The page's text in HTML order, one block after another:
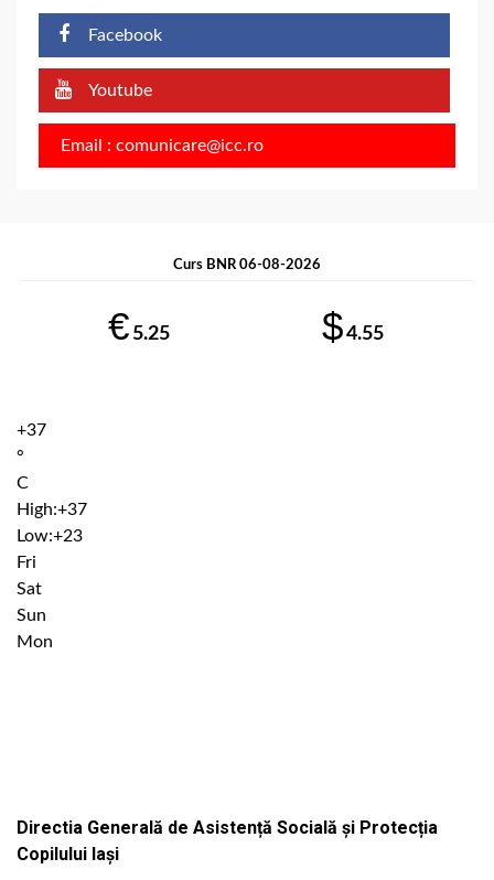
Facebook
Youtube
Email : comunicare@icc.ro
Curs BNR 06-08-2026
€ 5.25 $4.55
+37
°
C
High:+37
Low:+23
Fri
Sat
Sun
Mon
Directia Generală de Asistență Socială și Protecția
Copilului Iași